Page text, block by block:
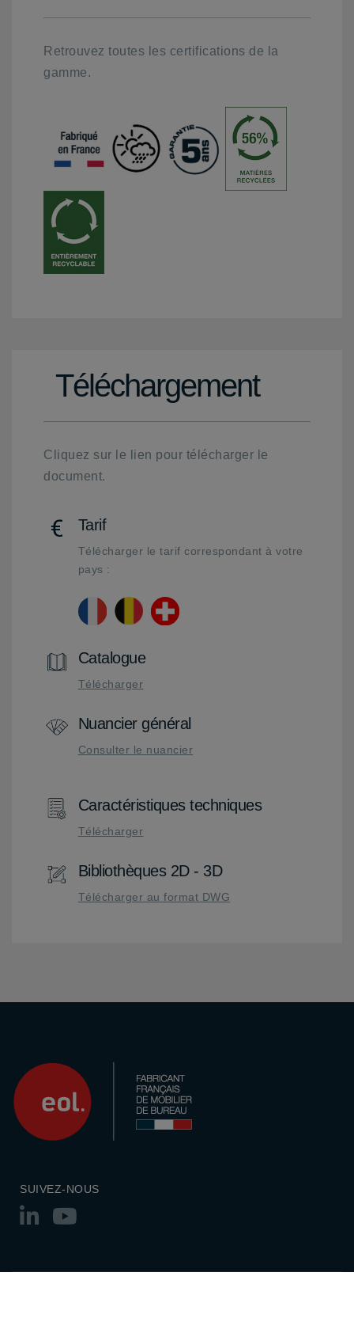
Retrouvez toutes les certifications de la
gamme.
Téléchargement
Cliquez sur le lien pour télécharger le
document.
Tarif
Télécharger le tarif correspondant à votre
pays :
Catalogue
Télécharger
Nuancier général
Consulter le nuancier
Caractéristiques techniques
Télécharger
Bibliothèques 2D - 3D
Télécharger au format DWG
SUIVEZ-NOUS